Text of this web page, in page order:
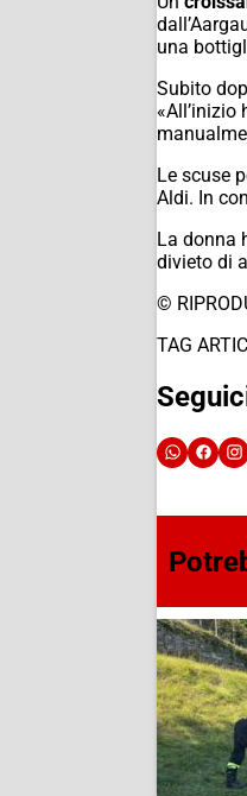
una
Subito
Le scuse
Aldi. In
La donna
divieto di
©
TAG